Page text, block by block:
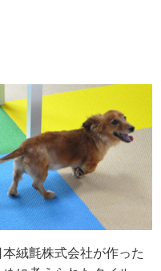
絨氈株式会社が作った